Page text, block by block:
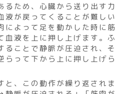
るため、心臓から送り出す力
液が戻ってくることが難しい
によって足を動かした時に筋
血液を上に押し上げます。ふ
ることで静脈が圧迫され、そ
らって下から上に押し上げら
と、この動作が繰り返されま